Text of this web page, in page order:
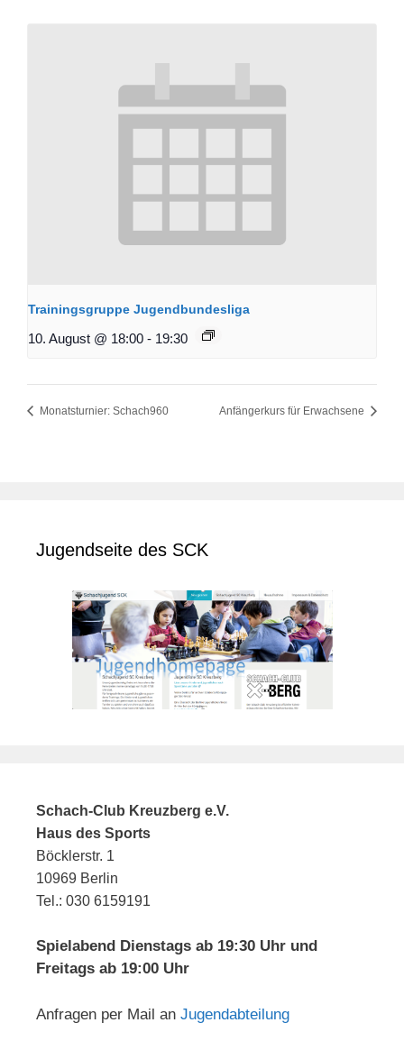
Trainingsgruppe Jugendbundesliga
10. August @ 18:00 - 19:30
Monatsturnier: Schach960 Anfängerkurs für Erwachsene
Jugendseite des SCK
Schach-Club Kreuzberg e.V.
Haus des Sports
Böcklerstr. 1
10969 Berlin
Tel.: 030 6159191
Spielabend Dienstags ab 19:30 Uhr und
Freitags ab 19:00 Uhr
Anfragen per Mail an Jugendabteilung